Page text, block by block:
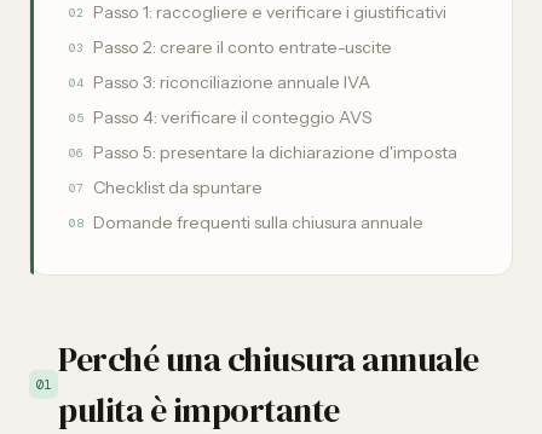
02 Passo 1: raccogliere e verificare i giustificativi
03 Passo 2: creare il conto entrate-uscite
04 Passo 3: riconciliazione annuale IVA
05 Passo 4: verificare il conteggio AVS
06 Passo 5: presentare la dichiarazione d'imposta
07 Checklist da spuntare
08 Domande frequenti sulla chiusura annuale
01
Perché una chiusura annuale
pulita è importante